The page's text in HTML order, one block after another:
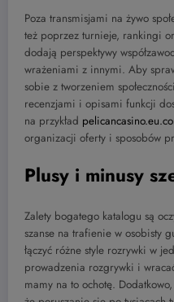
Poza transmisjami na żywo
też poprzez turnieje, rankingi
dodają perspektywy
wrażeniami z innymi. Aby
sobie z tworzeniem
recenzjami i opisami funkcji
na przykład
organizacji oferty i sposobów
Plusy i minusy
Zalety bogatego katalogu są
szanse na trafienie w osobisty
łączyć różne style rozrywki w
prowadzenia rozgrywki i
mamy na to ochotę.